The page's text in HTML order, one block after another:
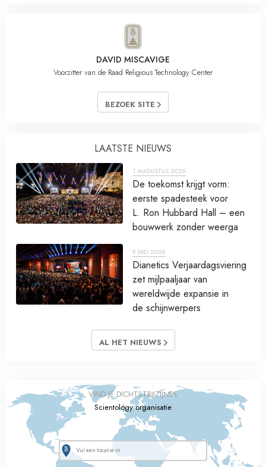
DAVID MISCAVIGE
Voorzitter van de Raad Religious Technology Center
BEZOEK SITE
LAATSTE NIEUWS
1 AUGUSTUS 2026
De toekomst krijgt vorm:
eerste spadesteek voor
L. Ron Hubbard Hall – een
bouwwerk zonder weerga
9 MEI 2026
Dianetics Verjaardagsviering
zet mijlpaaljaar van
wereldwijde expansie in
de schijnwerpers
AL HET NIEUWS
VIND JE DICHTSTBIJZIJNDE
Scientology organisatie